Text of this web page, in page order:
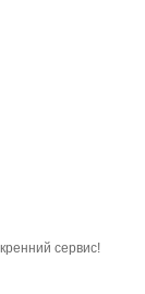
сервис!